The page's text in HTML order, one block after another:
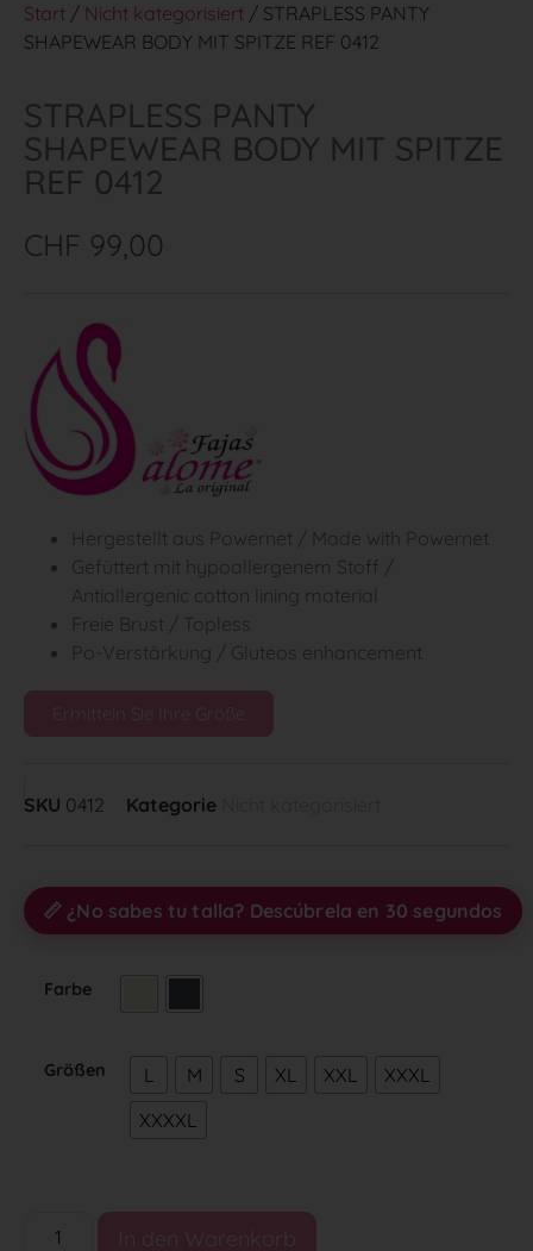
Start / Nicht kategorisiert / STRAPLESS PANTY
SHAPEWEAR BODY MIT SPITZE REF 0412
STRAPLESS PANTY
SHAPEWEAR BODY MIT SPITZE
REF 0412
CHF 99,00
Hergestellt aus Powernet / Made with Powernet
Gefüttert mit hypoallergenem Stoff /
Antiallergenic cotton lining material
Freie Brust / Topless
Po-Verstärkung / Gluteos enhancement
Ermitteln Sie Ihre Größe
SKU 0412 Kategorie
📏 ¿No sabes tu talla? Descúbrela en 30 segundos
Farbe
Größen L M S XL XXL
XXXL
XXXXL
In den Warenkorb